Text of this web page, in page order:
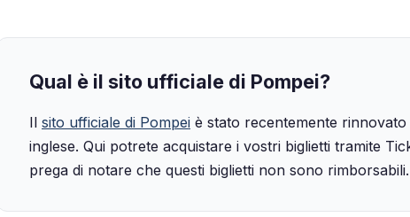
Qual è il sito ufficiale di Pompei?
Il sito ufficiale di Pompei è stato recentemente
inglese. Qui potrete acquistare i vostri biglietti tramite
prega di notare che questi biglietti non sono rimborsabili.